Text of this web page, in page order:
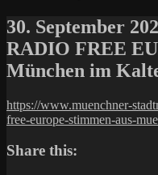
30. September
RADIO FREE
München im
https://www.muenchner-
free-europe-stimmen-aus-
Share this: